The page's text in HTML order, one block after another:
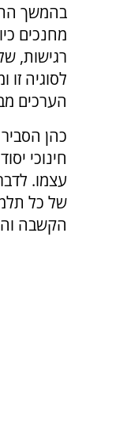
בהמשך
מחנכים
רגישות,
לסוגיה
הערכים
כהן
חינוכי
עצמו.
של כל
הקשבה